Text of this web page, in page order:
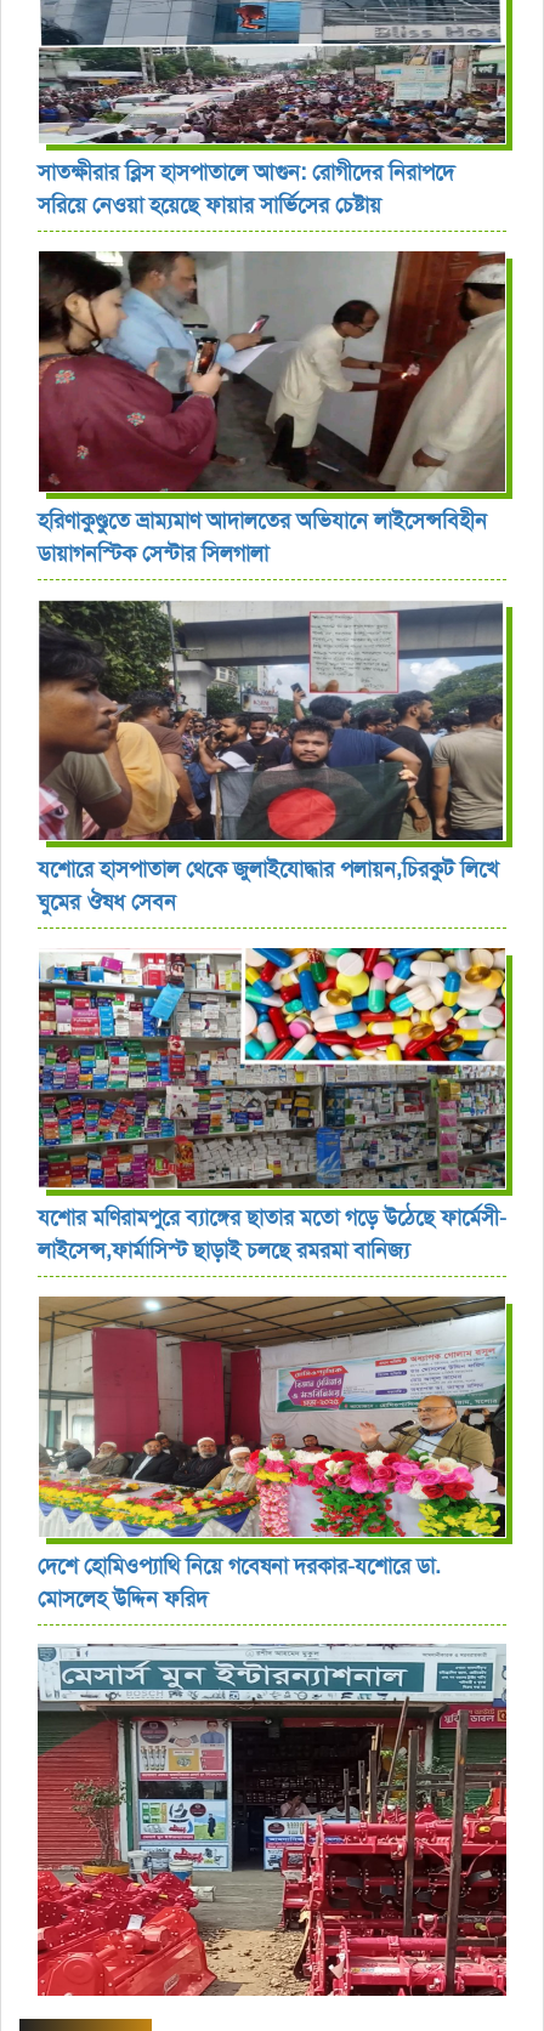
সাতক্ষীরার ব্লিস হাসপাতালে আগুন: রোগীদের নিরাপদে
সরিয়ে নেওয়া হয়েছে ফায়ার সার্ভিসের চেষ্টায়
হরিণাকুণ্ডুতে ভ্রাম্যমাণ আদালতের অভিযানে লাইসেন্সবিহীন
ডায়াগনস্টিক সেন্টার সিলগালা
যশোরে হাসপাতাল থেকে জুলাইযোদ্ধার পলায়ন,চিরকুট লিখে
ঘুমের ঔষধ সেবন
যশোর ‎মণিরামপুরে ব্যাঙ্গের ছাতার মতো গড়ে উঠেছে ফার্মেসী-
লাইসেন্স,ফার্মাসিস্ট ছাড়াই চলছে রমরমা বানিজ্য ‎
দেশে হোমিওপ্যাথি নিয়ে গবেষনা দরকার-যশোরে ডা.
মোসলেহ উদ্দিন ফরিদ